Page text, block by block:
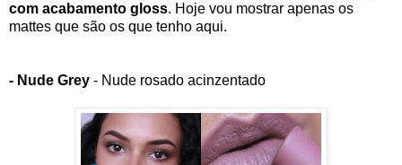
com acabamento gloss. Hoje vou mostrar apenas os
mattes que são os que tenho aqui.
- Nude Grey - Nude rosado acinzentado